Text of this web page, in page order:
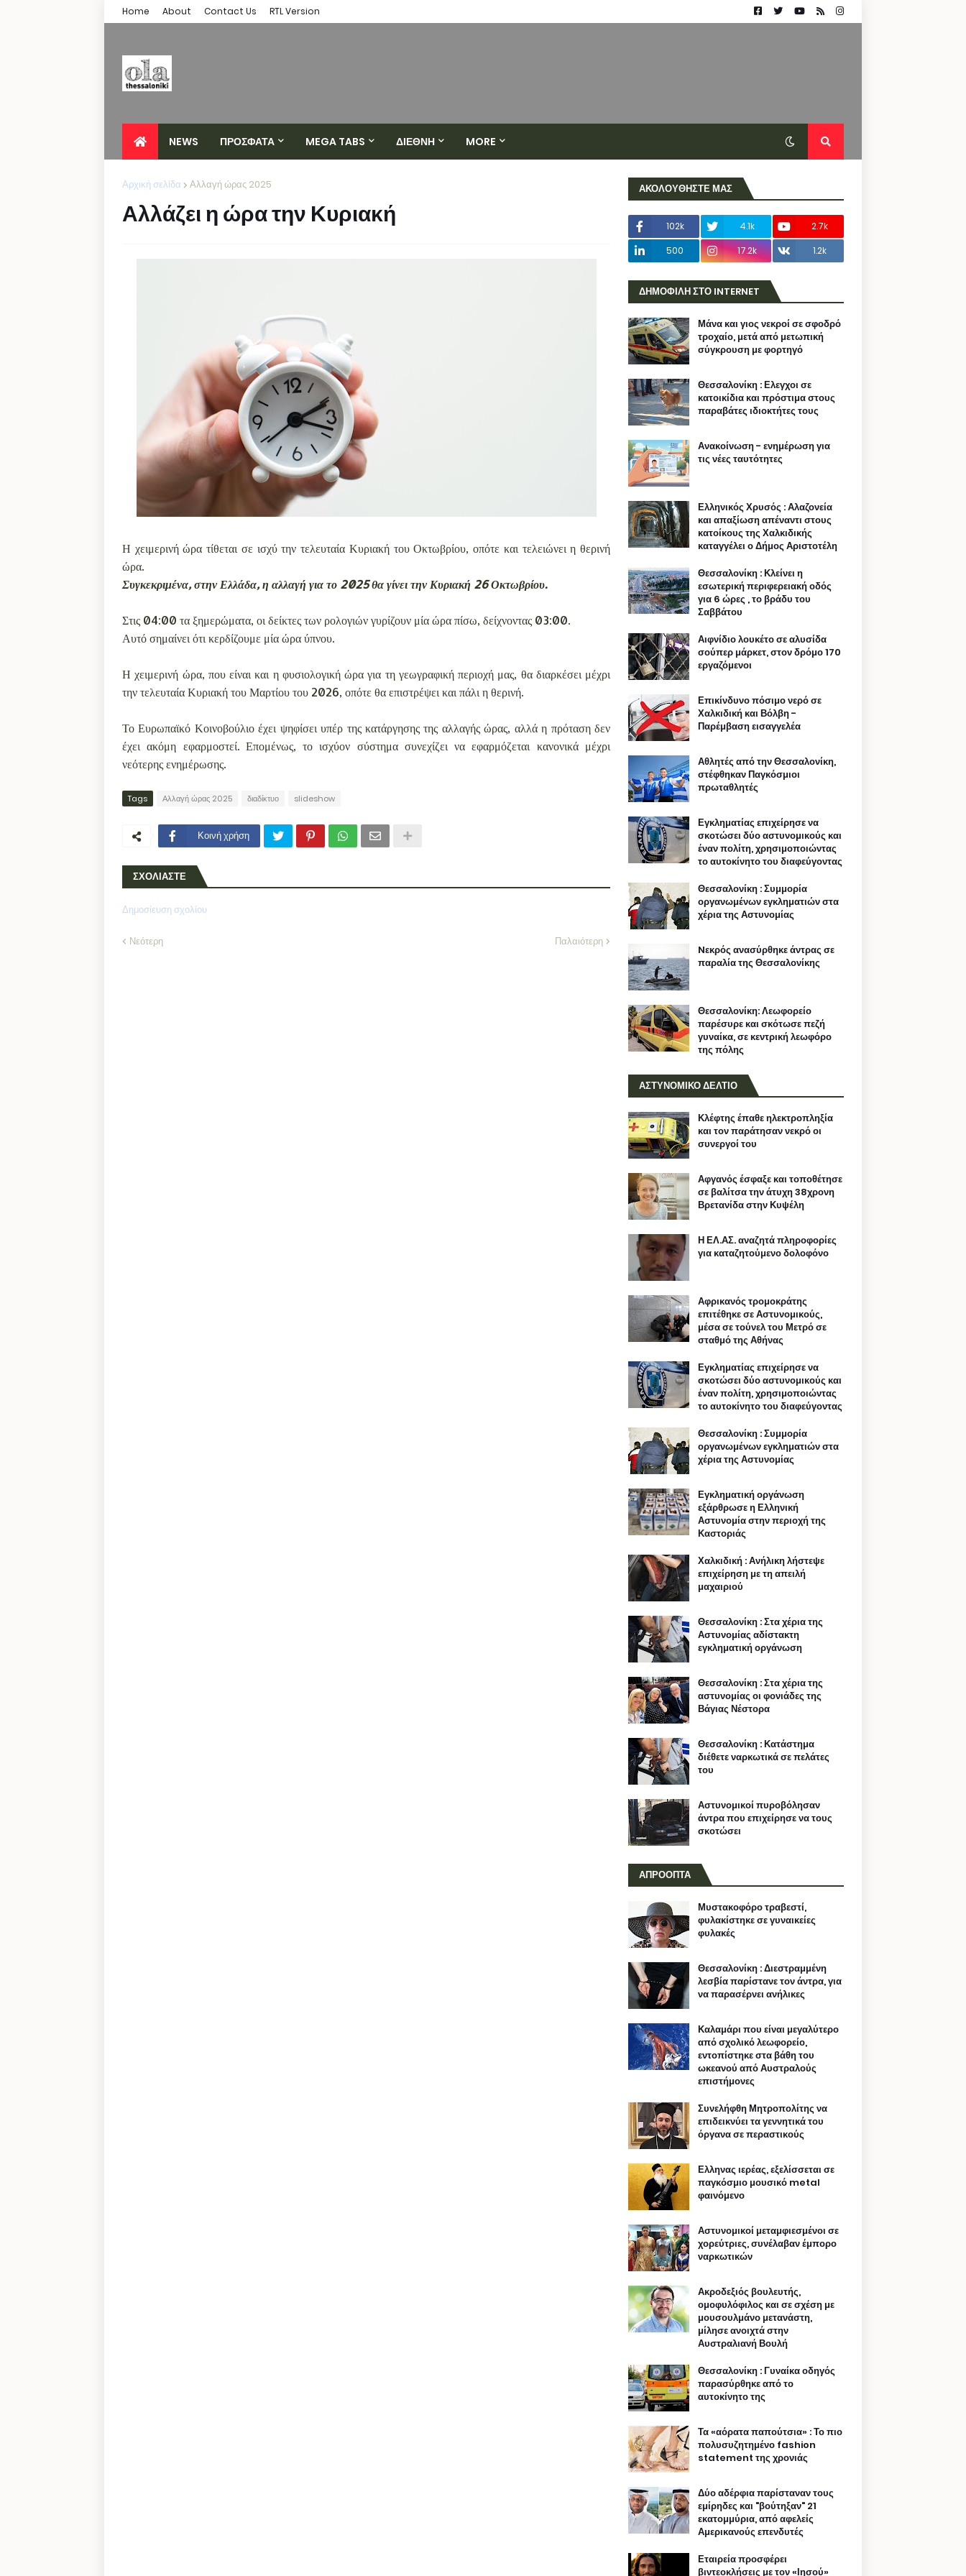
Home About Contact Us RTL Version
NEWS ΠΡΟΣΦΑΤΑ MEGA TABS ΔΙΕΘΝΗ MORE
Αρχική σελίδα Αλλαγή ώρας 2025
Αλλάζει η ώρα την Κυριακή
Η χειμερινή ώρα τίθεται σε ισχύ την τελευταία Κυριακή του Οκτωβρίου, οπότε και τελειώνει η θερινή
ώρα.
Συγκεκριμένα, στην Ελλάδα, η αλλαγή για το 2025 θα γίνει την Κυριακή 26 Οκτωβρίου.
Στις 04:00 τα ξημερώματα, οι δείκτες των ρολογιών γυρίζουν μία ώρα πίσω, δείχνοντας 03:00.
Αυτό σημαίνει ότι κερδίζουμε μία ώρα ύπνου.
Η χειμερινή ώρα, που είναι και η φυσιολογική ώρα για τη γεωγραφική περιοχή μας, θα διαρκέσει μέχρι
την τελευταία Κυριακή του Μαρτίου του 2026, οπότε θα επιστρέψει και πάλι η θερινή.
Το Ευρωπαϊκό Κοινοβούλιο έχει ψηφίσει υπέρ της κατάργησης της αλλαγής ώρας, αλλά η πρόταση δεν
έχει ακόμη εφαρμοστεί. Επομένως, το ισχύον σύστημα συνεχίζει να εφαρμόζεται κανονικά μέχρι
νεότερης ενημέρωσης.
Tags Αλλαγή ώρας 2025 διαδίκτυο slideshow
Κοινή χρήση
ΣΧΟΛΙΑΣΤΕ
Δημοσίευση σχολίου
Νεότερη Παλαιότερη
ΑΚΟΛΟΥΘΗΣΤΕ ΜΑΣ
102k 4.1k
2.7k
500
17.2k 1.2k
ΔΗΜΟΦΙΛΗ ΣΤΟ INTERNET
Μάνα και γιος νεκροί σε σφοδρό
τροχαίο, μετά από μετωπική
σύγκρουση με φορτηγό
Θεσσαλονίκη : Ελεγχοι σε
κατοικίδια και πρόστιμα στους
παραβάτες ιδιοκτήτες τους
Ανακοίνωση - ενημέρωση για
τις νέες ταυτότητες
Ελληνικός Χρυσός : Αλαζονεία
και απαξίωση απέναντι στους
κατοίκους της Χαλκιδικής
καταγγέλει ο Δήμος Αριστοτέλη
Θεσσαλονίκη : Κλείνει η
εσωτερική περιφερειακή οδός
για 6 ώρες , το βράδυ του
Σαββάτου
Αιφνίδιο λουκέτο σε αλυσίδα
σούπερ μάρκετ, στον δρόμο 170
εργαζόμενοι
Επικίνδυνο πόσιμο νερό σε
Χαλκιδική και Βόλβη -
Παρέμβαση εισαγγελέα
Αθλητές από την Θεσσαλονίκη,
στέφθηκαν Παγκόσμιοι
πρωταθλητές
Εγκληματίας επιχείρησε να
σκοτώσει δύο αστυνομικούς και
έναν πολίτη, χρησιμοποιώντας
το αυτοκίνητο του διαφεύγοντας
Θεσσαλονίκη : Συμμορία
οργανωμένων εγκληματιών στα
χέρια της Αστυνομίας
Nεκρός ανασύρθηκε άντρας σε
παραλία της Θεσσαλονίκης
Θεσσαλονίκη: Λεωφορείο
παρέσυρε και σκότωσε πεζή
γυναίκα, σε κεντρική λεωφόρο
της πόλης
ΑΣΤΥΝΟΜΙΚΟ ΔΕΛΤΙΟ
Κλέφτης έπαθε ηλεκτροπληξία
και τον παράτησαν νεκρό οι
συνεργοί του
Αφγανός έσφαξε και τοποθέτησε
σε βαλίτσα την άτυχη 38χρονη
Βρετανίδα στην Κυψέλη
Η ΕΛ.ΑΣ. αναζητά πληροφορίες
για καταζητούμενο δολοφόνο
Αφρικανός τρομοκράτης
επιτέθηκε σε Αστυνομικούς,
μέσα σε τούνελ του Μετρό σε
σταθμό της Αθήνας
Εγκληματίας επιχείρησε να
σκοτώσει δύο αστυνομικούς και
έναν πολίτη, χρησιμοποιώντας
το αυτοκίνητο του διαφεύγοντας
Θεσσαλονίκη : Συμμορία
οργανωμένων εγκληματιών στα
χέρια της Αστυνομίας
Εγκληματική οργάνωση
εξάρθρωσε η Ελληνική
Αστυνομία στην περιοχή της
Καστοριάς
Χαλκιδική : Ανήλικη λήστεψε
επιχείρηση με τη απειλή
μαχαιριού
Θεσσαλονίκη : Στα χέρια της
Αστυνομίας αδίστακτη
εγκληματική οργάνωση
Θεσσαλονίκη : Στα χέρια της
αστυνομίας οι φονιάδες της
Βάγιας Νέστορα
Θεσσαλονίκη : Κατάστημα
διέθετε ναρκωτικά σε πελάτες
του
Αστυνομικοί πυροβόλησαν
άντρα που επιχείρησε να τους
σκοτώσει
ΑΠΡΟΟΠΤΑ
Μυστακοφόρο τραβεστί,
φυλακίστηκε σε γυναικείες
φυλακές
Θεσσαλονίκη : Διεστραμμένη
λεσβία παρίστανε τον άντρα, για
να παρασέρνει ανήλικες
Καλαμάρι που είναι μεγαλύτερο
από σχολικό λεωφορείο,
εντοπίστηκε στα βάθη του
ωκεανού από Αυστραλούς
επιστήμονες
Συνελήφθη Μητροπολίτης να
επιδεικνύει τα γεννητικά του
όργανα σε περαστικούς
Ελληνας ιερέας, εξελίσσεται σε
παγκόσμιο μουσικό metal
φαινόμενο
Αστυνομικοί μεταμφιεσμένοι σε
χορεύτριες, συνέλαβαν έμπορο
ναρκωτικών
Ακροδεξιός βουλευτής,
ομοφυλόφιλος και σε σχέση με
μουσουλμάνο μετανάστη,
μίλησε ανοιχτά στην
Αυστραλιανή Βουλή
Θεσσαλονίκη : Γυναίκα οδηγός
παρασύρθηκε από το
αυτοκίνητο της
Τα «αόρατα παπούτσια» : Το πιο
πολυσυζητημένο fashion
statement της χρονιάς
Δύο αδέρφια παρίσταναν τους
εμίρηδες και "βούτηξαν" 21
εκατομμύρια, από αφελείς
Αμερικανούς επενδυτές
Εταιρεία προσφέρει
βιντεοκλήσεις με τον «Ιησού»